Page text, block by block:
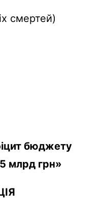
смертей)
бюджету
млрд грн»